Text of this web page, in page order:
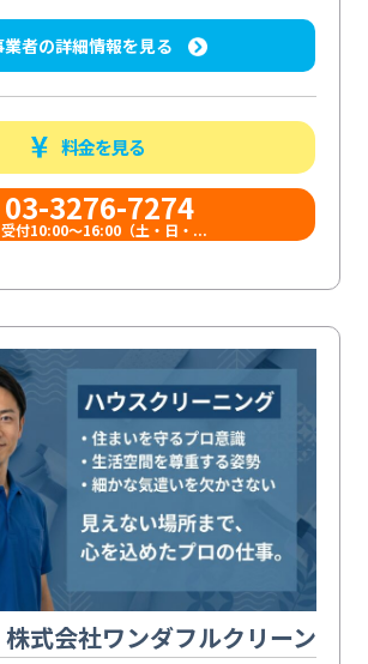
業者の詳細情報を見る
料金を見る
03-3276-7274
受付10:00〜16:00（土・日・...
株式会社ワンダフルクリーン